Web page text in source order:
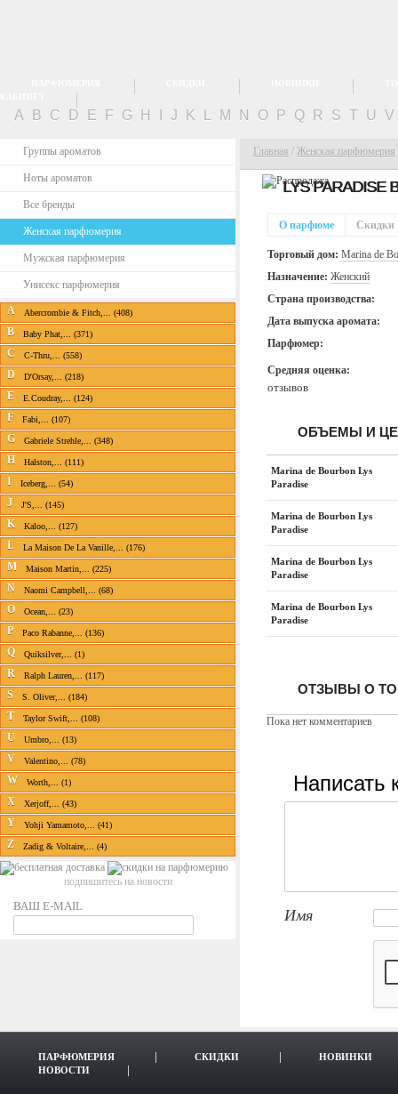
A B C D E F G H J K M N O P Q R S T U V
Группы ароматов
Ноты ароматов
Все бренды
Женская парфюмерия
Мужская парфюмерия
Унисекс парфюмерия
A Abercrombie & Fitch,... (408)
B Baby Phat,... (371)
C C-Thru,... (558)
D D'Orsay,... (218)
E E.Coudray,... (124)
F Fabi,... (107)
G Gabriele Strehle,... (348)
H Halston,... (111)
I Iceberg,... (54)
J J'S,... (145)
K Kaloo,... (127)
L La Maison De La Vanille,... (176)
M Maison Martin,... (225)
N Naomi Campbell,... (68)
O Ocean,... (23)
P Paco Rabanne,... (136)
Q Quiksilver,... (1)
R Ralph Lauren,... (117)
S S. Oliver,... (184)
T Taylor Swift,... (108)
U Umbro,... (13)
V Valentino,... (78)
W Worth,... (1)
X Xerjoff,... (43)
Y Yohji Yamamoto,... (41)
Z Zadig & Voltaire,... (4)
подпишитесь на новости
ВАШ E-MAIL
Главная / Женская парфюмерия
LYS PARADISE
О парфюме
Торговый дом: Marina de
Назначение: Женский
Страна производства:
Дата выпуска аромата:
Парфюмер:
Средняя оценка:
отзывов
Скидки
ОБЪЕМЫ И
Marina de Bourbon Lys
Paradise
Marina de Bourbon Lys
Paradise
Marina de Bourbon Lys
Paradise
Marina de Bourbon Lys
Paradise
ОТЗЫВЫ О
Пока нет комментариев
Написать
Имя
ПАРФЮМЕРИЯ СКИДКИ
НОВИНКИ
НОВОСТИ